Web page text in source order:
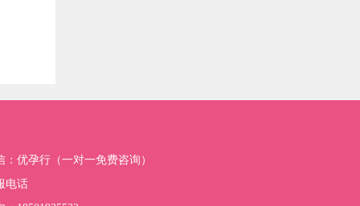
：优孕行（一对一免费咨询）
电话